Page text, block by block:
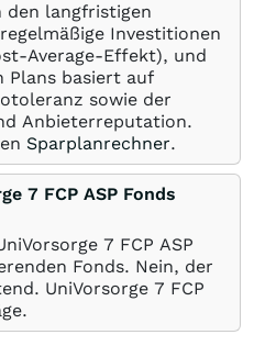
den langfristigen
Investitionen
Average-Effekt), und
Plans basiert auf
sowie der
Anbieterreputation.
Sparplanrechner.
7 FCP ASP Fonds
7 FCP ASP
Fonds. Nein, der
UniVorsorge 7 FCP